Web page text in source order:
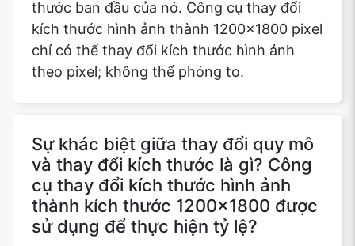
thước ban đầu của nó. Công cụ thay đổi
kích thước hình ảnh thành 1200x1800 pixel
chỉ có thể thay đổi kích thước hình ảnh
theo pixel; không thể phóng to.
Sự khác biệt giữa thay đổi quy mô
và thay đổi kích thước là gì? Công
cụ thay đổi kích thước hình ảnh
thành kích thước 1200x1800 được
sử dụng để thực hiện tỷ lệ?